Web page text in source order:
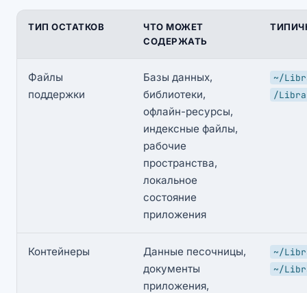
ТИП ОСТАТКОВ
ЧТО МОЖЕТ
СОДЕРЖАТЬ
Файлы
поддержки
Базы данных,
библиотеки,
офлайн-ресурсы,
индексные файлы,
рабочие
пространства,
локальное
состояние
приложения
~/
/
Контейнеры
Данные песочницы,
документы
приложения,
~/
~/